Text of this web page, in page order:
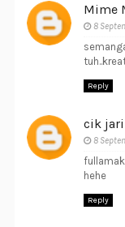
Mime
8
Reply
cik
8
hehe
Reply